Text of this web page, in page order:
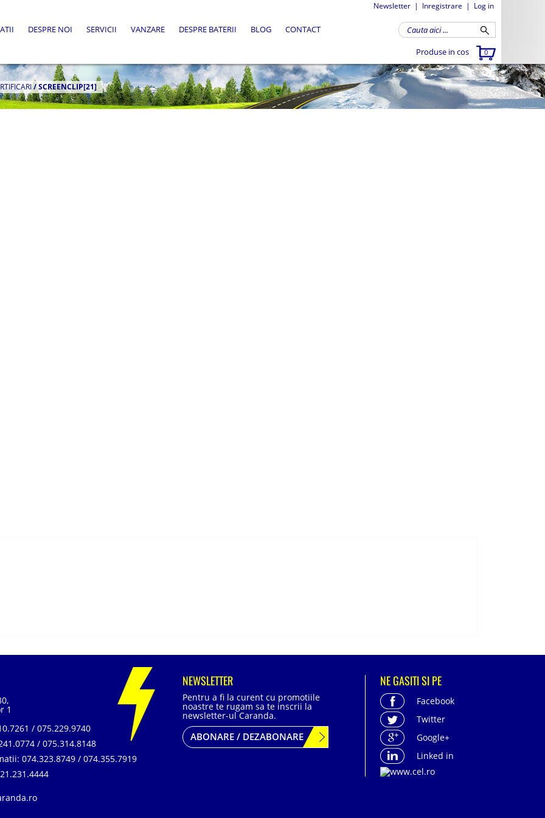
Newsletter | Inregistrare | Log in
Produse in cos 0
DESPRE NOI SERVICII VANZARE DESPRE BATERII BLOG CONTACT
/SCREENCLIP[21]
1
/ 075.229.9740
/ 075.314.8148
074.323.8749 / 074.355.7919
NEWSLETTER
Pentru a fi la curent cu promotiile
noastre te rugam sa te inscrii la
newsletter-ul Caranda.
ABONARE / DEZABONARE
NE GASITI SI PE
Facebook
Twitter
Google+
Linked in